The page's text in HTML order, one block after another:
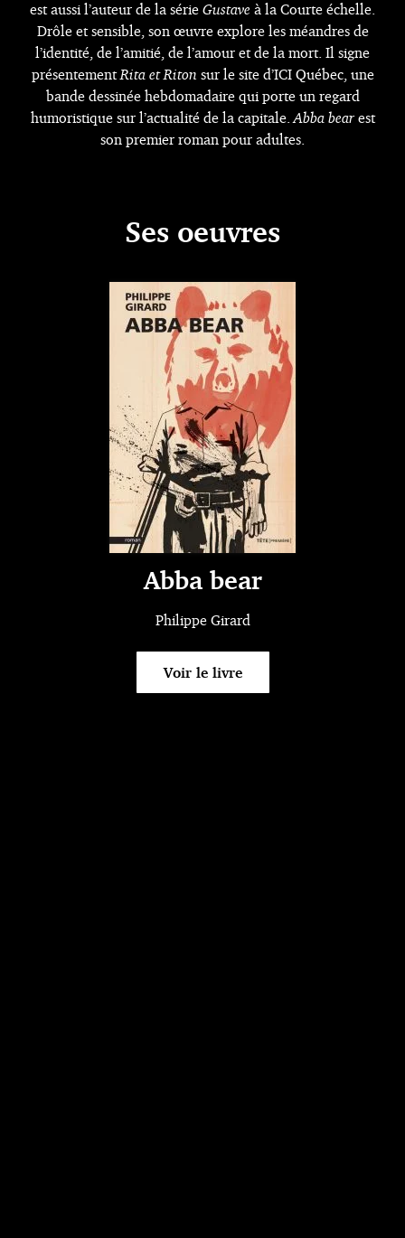
est aussi l’auteur de la série Gustave à la Courte échelle.
Drôle et sensible, son œuvre explore les méandres de
l’identité, de l’amitié, de l’amour et de la mort. Il signe
présentement Rita et Riton sur le site d’ICI Québec, une
bande dessinée hebdomadaire qui porte un regard
humoristique sur l’actualité de la capitale.Abba bearest
son premier roman pour adultes.
Ses oeuvres
Abba bear
Philippe Girard
Voir le livre